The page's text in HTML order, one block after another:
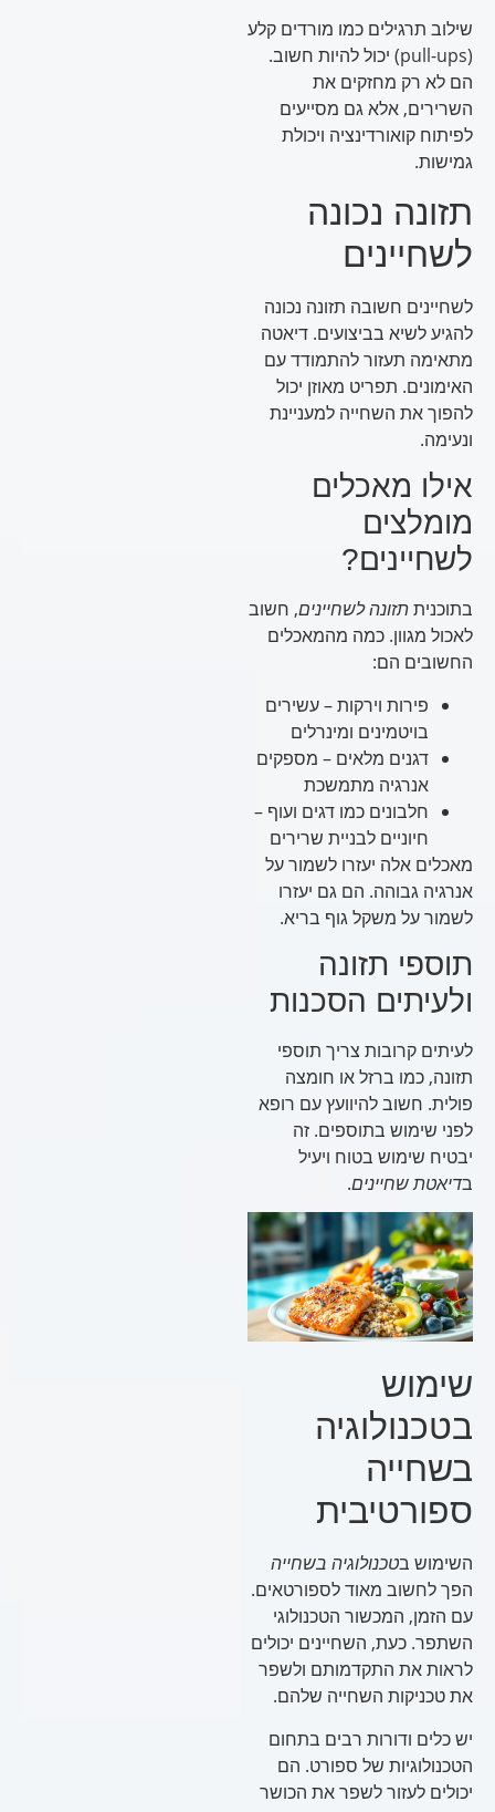
שילוב תרגילים כמו מורדים קלע
(pull-ups) יכול להיות חשוב.
הם לא רק מחזקים את
השרירים, אלא גם מסייעים
לפיתוח קואורדינציה ויכולת
גמישות.
תזונה נכונה
לשחיינים
לשחיינים חשובה תזונה נכונה
להגיע לשיא בביצועים. דיאטה
מתאימה תעזור להתמודד עם
האימונים. תפריט מאוזן יכול
להפוך את השחייה למעניינת
ונעימה.
אילו מאכלים
מומלצים
לשחיינים?
בתוכניתתזונה לשחיינים, חשוב
לאכול מגוון. כמה מהמאכלים
החשובים הם:
פירות וירקות – עשירים
בויטמינים ומינרלים
דגנים מלאים – מספקים
אנרגיה מתמשכת
חלבונים כמו דגים ועוף –
חיוניים לבניית שרירים
מאכלים אלה יעזרו לשמור על
אנרגיה גבוהה. הם גם יעזרו
לשמור על משקל גוף בריא.
תוספי תזונה
ולעיתים הסכנות
לעיתים קרובות צריך תוספי
תזונה, כמו ברזל או חומצה
פולית. חשוב להיוועץ עם רופא
לפני שימוש בתוספים. זה
יבטיח שימוש בטוח ויעיל
דיאטת שחיינים.
שימוש
בטכנולוגיה
בשחייה
ספורטיבית
השימוש ב טכנולוגיה בשחייה
הפך לחשוב מאוד לספורטאים.
עם הזמן, המכשור הטכנולוגי
השתפר. כעת, השחיינים יכולים
לראות את התקדמותם ולשפר
את טכניקות השחייה שלהם.
יש כלים ודורות רבים בתחום
הטכנולוגיות של ספורט. הם
יכולים לעזור לשפר את הכושר